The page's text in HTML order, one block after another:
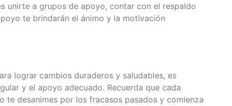
unirte a grupos de apoyo, contar con el respaldo
te brindarán el ánimo y la motivación
lograr cambios duraderos y saludables, es
y el apoyo adecuado. Recuerda que cada
te desanimes por los fracasos pasados y comienza